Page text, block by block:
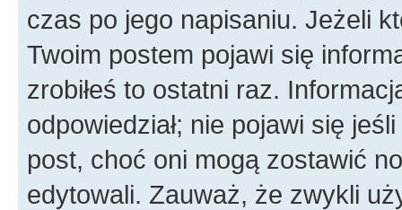
czas po jego napisaniu. Jeżeli
Twoim postem pojawi się
zrobiłeś to ostatni raz.
odpowiedział; nie pojawi się
post, choć oni mogą zostawić
edytowali. Zauważ, że zwykli